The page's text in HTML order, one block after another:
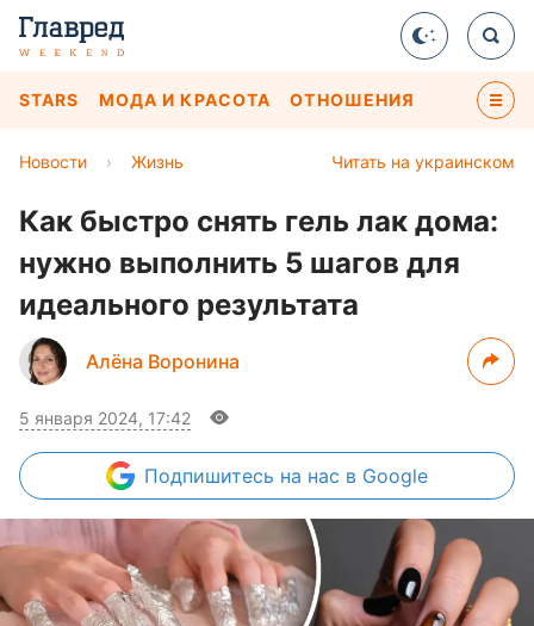
STARS МОДА И КРАСОТА ОТНОШЕНИЯ
Читать на украинском
Новости › Жизнь
Как быстро снять гель лак дома:
нужно выполнить 5 шагов для
идеального результата
Алёна Воронина
5 января 2024, 17:42
Подпишитесь на нас в Google